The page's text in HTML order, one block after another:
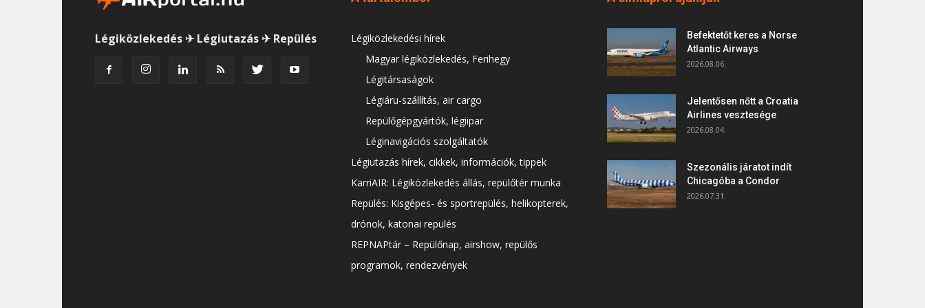
Légiközlekedés ✈ Légiutazás ✈ Repülés
Légiközlekedési hírek
Magyar légiközlekedés, Ferihegy
Légitársaságok
Légiáru-szállítás, air cargo
Repülőgépgyártók, légiipar
Léginavigációs szolgáltatók
Légiutazás hírek, cikkek, információk, tippek
KarriAIR: Légiközlekedés állás, repülőtér munka
Repülés: Kisgépes- és sportrepülés, helikopterek,
drónok, katonai repülés
REPNAPtár – Repülőnap, airshow, repülős
programok, rendezvények
Befektetőt keres a Norse
Atlantic Airways
2026.08.06.
Jelentősen nőtt a Croatia
Airlines vesztesége
2026.08.04.
Szezonális járatot indít
Chicagóba a Condor
2026.07.31.